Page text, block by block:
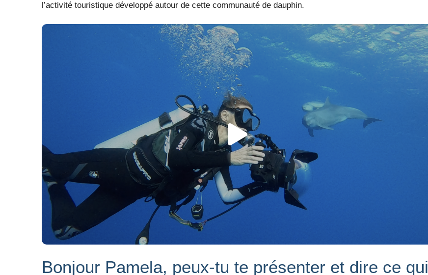
l’activité touristique développé autour de cette communauté de dauphin.
Bonjour Pamela, peux-tu te présenter et dire ce qui